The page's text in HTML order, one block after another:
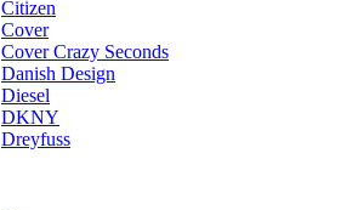
Citizen
Cover
Cover Crazy Seconds
Danish Design
Diesel
DKNY
Dreyfuss